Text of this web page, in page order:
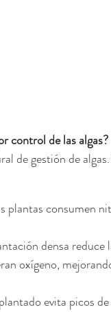
control de las algas?
de gestión de
plantas consumen
densa reduce
oxígeno,
evita picos